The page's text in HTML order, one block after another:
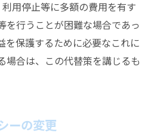
用停止等に多額の費用を有す
を行うことが困難な場合であっ
を保護するために必要なこれに
場合は、この代替策を講じるも
ーの変更